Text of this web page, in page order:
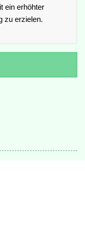
ein erhöhter
zu erzielen.